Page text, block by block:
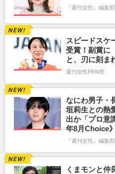
『週刊女性』編集部
スピードスケ
受賞！副賞に
と、刃に刻ま
週刊女性PRIME
なにわ男子・
垣莉生との熱
出か「プロ意
年8月Choice》
『週刊女性』編集部
くまモンと仲